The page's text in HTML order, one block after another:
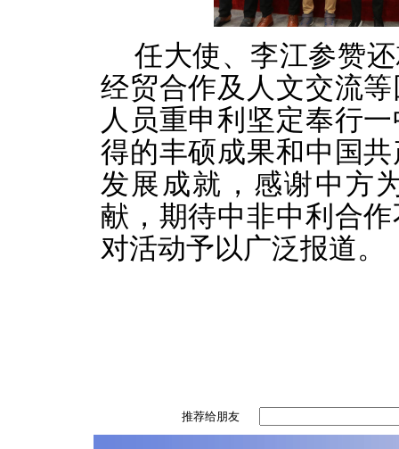
任大使、李江参赞
经贸合作及人文交流
人员重申利坚定奉行
得的丰硕成果和中国
发展成就，感谢中方
献，期待中非中利合
对活动予以广泛报道。
推荐给朋友